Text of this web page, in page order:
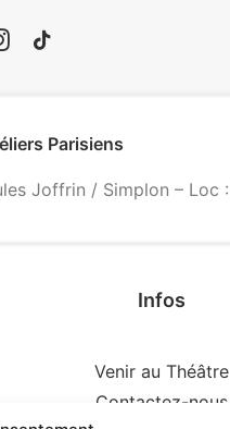
Parisiens
Joffrin / Simplon – Loc :
Infos
Venir au Théâtre
Contactez-nous